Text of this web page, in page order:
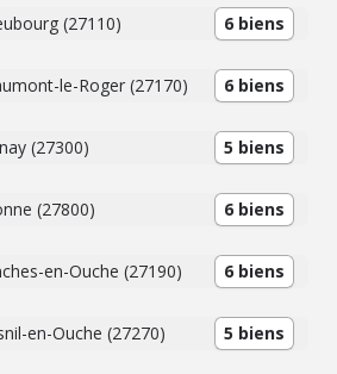
(27110) 6 biens
le-Roger (27170) 6 biens
(27300) 5 biens
(27800) 6 biens
en-Ouche (27190) 6 biens
en-Ouche (27270) 5 biens